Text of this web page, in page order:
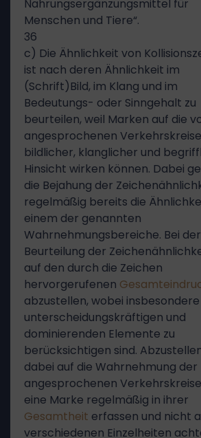
Nahrungsergänzungsmittel für
Menschen und Tiere“.
36
c) Die Ähnlichkeit von
ist nach deren Ähnlichkeit im
(Schrift)Bild, im Klang und im
Bedeutungs- oder Sinngehalt zu
beurteilen, weil Marken auf die
angesprochenen
bildlicher, klanglicher und
Hinsicht wirken können. Dabei
die Bejahung der
regelmäßig bereits die
einem der genannten
Wahrnehmungsbereiche. Bei der
Beurteilung der
auf den durch die Zeichen
hervorgerufenen
abzustellen, wobei
unterscheidungskräftigen und
dominierenden Elemente zu
berücksichtigen sind.
dabei auf die Wahrnehmung der
angesprochenen
eine Marke regelmäßig in ihrer
Gesamtheit erfassen und nicht
verschiedenen Einzelheiten